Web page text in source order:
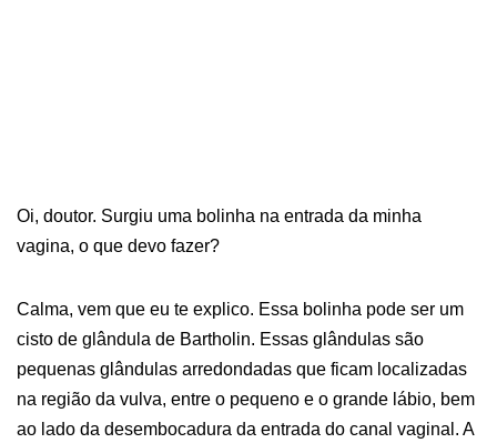
Oi, doutor. Surgiu uma bolinha na entrada da minha
vagina, o que devo fazer?
Calma, vem que eu te explico. Essa bolinha pode ser um
cisto de glândula de Bartholin. Essas glândulas são
pequenas glândulas arredondadas que ficam localizadas
na região da vulva, entre o pequeno e o grande lábio, bem
ao lado da desembocadura da entrada do canal vaginal. A